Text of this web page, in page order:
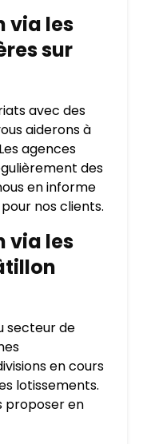
via les
sur
avec des
aiderons à
agences
des
en informe
nos clients.
via les
secteur de
en cours
lotissements.
proposer en